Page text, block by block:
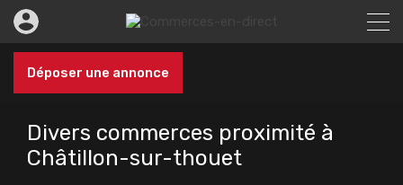
Déposer une annonce
Divers commerces proximité à
Châtillon-sur-thouet